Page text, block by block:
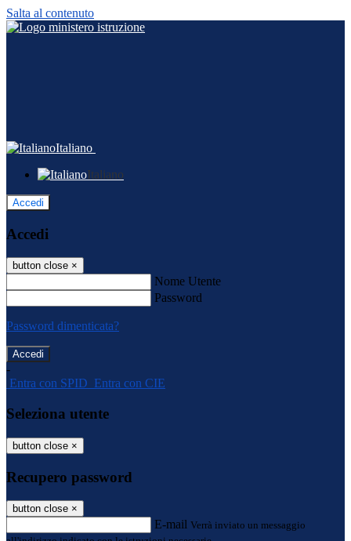
Salta al contenuto
Italiano
Italiano
Accedi
Accedi
button close ×
Nome Utente
Password
Password dimenticata?
-
Entra con SPID Entra con CIE
Seleziona utente
button close ×
Recupero password
button close ×
E-mail Verrà inviato un messaggio